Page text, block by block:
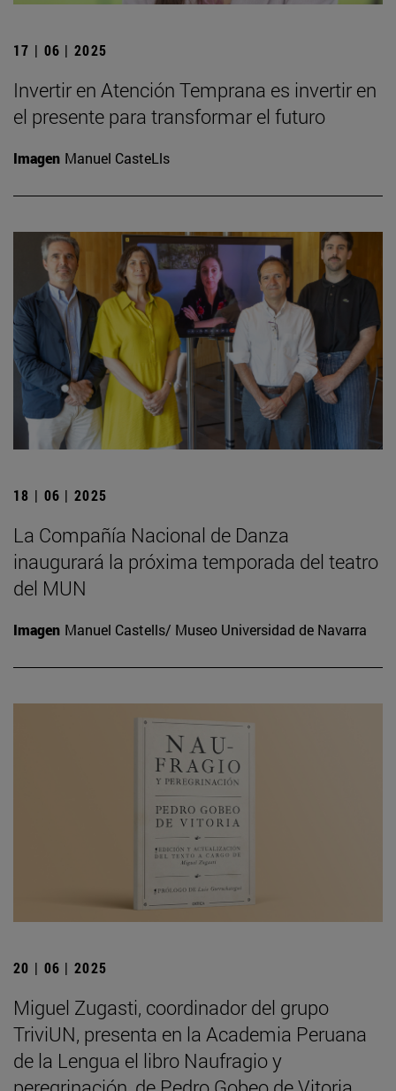
17 | 06 | 2025
Invertir en Atención Temprana es invertir en
el presente para transformar el futuro
Imagen Manuel CasteLls
18 | 06 | 2025
La Compañía Nacional de Danza
inaugurará la próxima temporada del teatro
del MUN
Imagen Manuel Castells/ Museo Universidad de Navarra
20 | 06 | 2025
Miguel Zugasti, coordinador del grupo
TriviUN, presenta en la Academia Peruana
de la Lengua el libro Naufragio y